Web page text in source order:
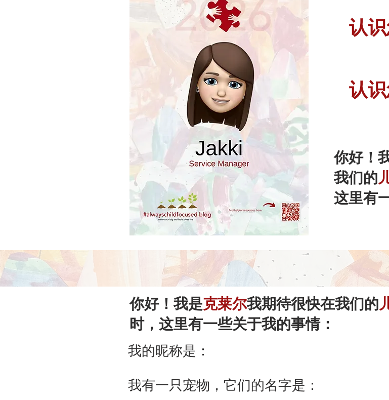
认
认
你好！
我们的
这里有
你好！我是克莱尔我期待很快在我们的
时，这里有一些关于我的事情：
我的昵称是：
我有一只宠物，它们的名字是：